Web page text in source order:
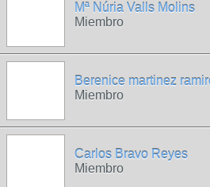
Mª Núria Valls Molins
Miembro
Berenice martinez
Miembro
Carlos Bravo Reyes
Miembro